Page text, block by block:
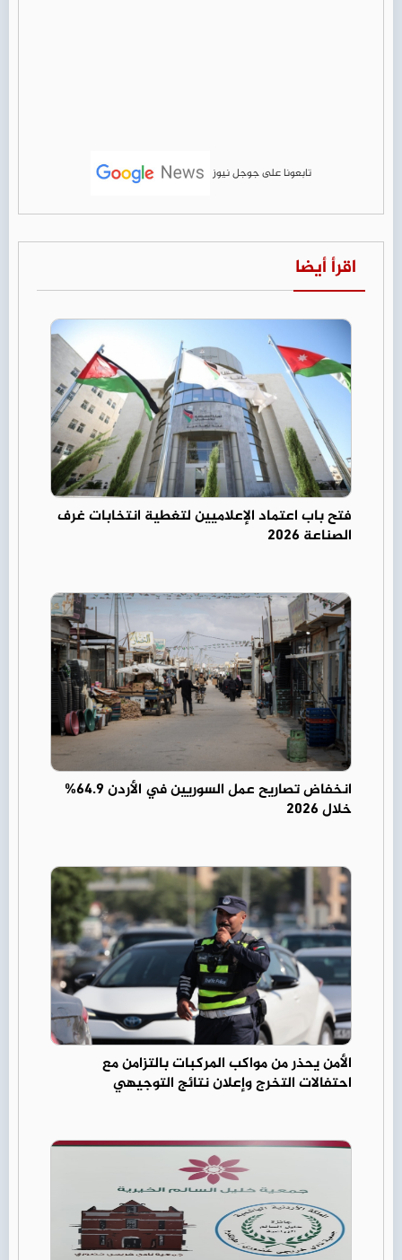
تابعونا على جوجل نيوز
اقرأ أيضا
فتح باب اعتماد الإعلاميين لتغطية انتخابات غرف
الصناعة 2026
انخفاض تصاريح عمل السوريين في الأردن 64.9%
خلال 2026
الأمن يحذر من مواكب المركبات بالتزامن مع
احتفالات التخرج وإعلان نتائج التوجيهي